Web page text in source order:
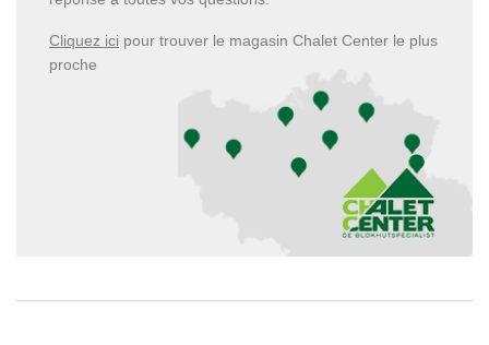
Cliquez ici pour trouver le magasin Chalet Center le plus
proche